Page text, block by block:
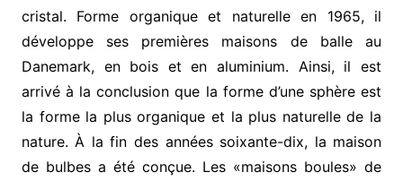
cristal. Forme organique et naturelle en 1965, il
développe ses premières maisons de balle au
Danemark, en bois et en aluminium. Ainsi, il est
arrivé à la conclusion que la forme d’une sphère est
la forme la plus organique et la plus naturelle de la
nature. À la fin des années soixante-dix, la maison
de bulbes a été conçue. Les «maisons boules» de